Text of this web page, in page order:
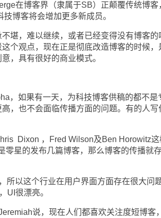
在博客界（隶属于SB）正颠覆传统博客
博客将会增加更多新成员。
，难以继续，或者已经变得没有博客的
个观点，现在正是彻底改造博客的时候，
，具有很好的商业模式。
如果有一天，为科技博客供稿的都不是
，也不会面临传播方面的问题。有的人写
Dixon ，Fred Wilson及Ben Horowitz这
星的发布几篇博客，那么博客的传播就
以这个行业在用户界面方面存在很大问题
UI很漂亮。
说，现在人们都喜欢关注度短博客